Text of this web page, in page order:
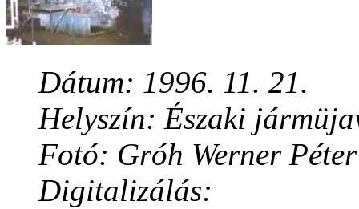
Dátum: 1996. 11. 21.
Helyszín: Északi
Fotó: Gróh Werner Péter
Digitalizálás: